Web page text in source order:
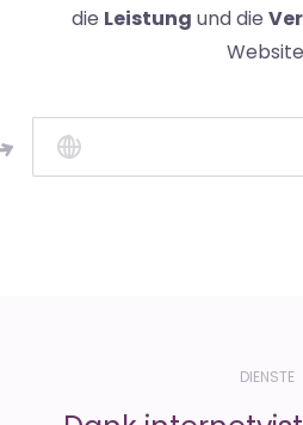
Uptime
die Leistung und die
DIENSTE